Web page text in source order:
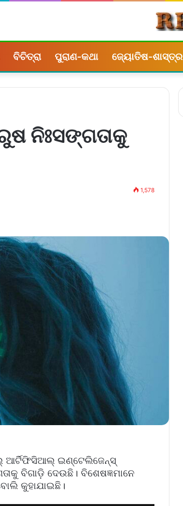
ବିଚିତ୍ରା ପୁରାଣ-କଥା ଜ୍ୟୋତିଷ-ଶାସ୍ତ୍ର
ନିଃସଙ୍ଗତାକୁ
1,578
ଆର୍ଟିଫିସିଆଲ୍‌ ଇଣ୍ଟେଲିଜେନ୍‌ସ୍‌
ବିଗାଡ଼ି ଦେଉଛି। ବିଶେଷଜ୍ଞମାନେ
କୁହାଯାଇଛି।